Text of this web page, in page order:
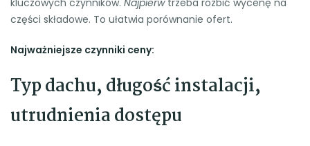
kluczowych czynników. Najpierwtrzeba rozbić wycenę na
części składowe. To ułatwia porównanie ofert.
Najważniejsze czynniki ceny:
Typ dachu, długość instalacji,
utrudnienia dostępu